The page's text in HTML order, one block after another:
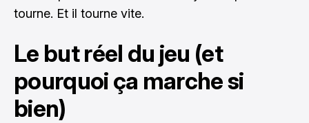
tourne. Et il tourne vite.
Le but réel du jeu (et
pourquoi ça marche si
bien)